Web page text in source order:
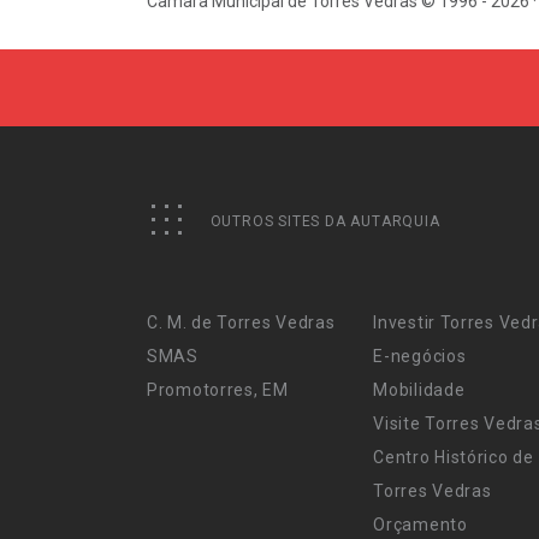
OUTROS SITES DA AUTARQUIA
C. M. de Torres Vedras
SMAS
Promotorres, EM
Investir Torres
E-negócios
Mobilidade
Visite Torres
Centro Histórico de
Torres Vedras
Orçamento